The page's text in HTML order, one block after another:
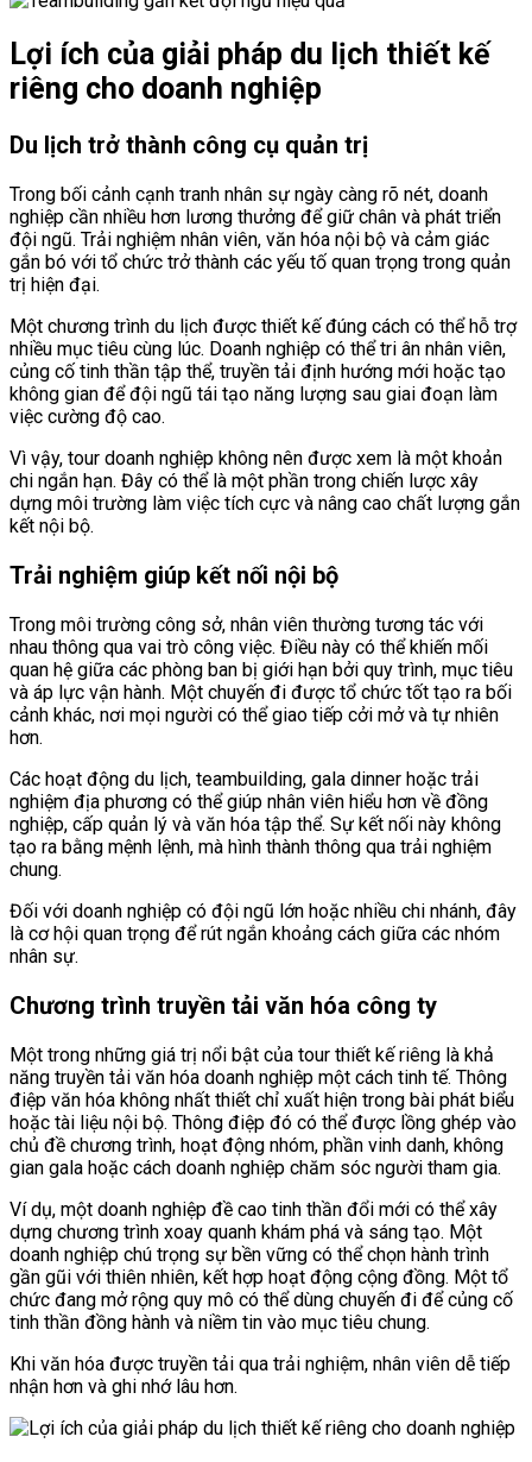
Lợi ích của giải pháp du lịch thiết kế
riêng cho doanh nghiệp
Du lịch trở thành công cụ quản trị
Trong bối cảnh cạnh tranh nhân sự ngày càng rõ nét, doanh
nghiệp cần nhiều hơn lương thưởng để giữ chân và phát triển
đội ngũ. Trải nghiệm nhân viên, văn hóa nội bộ và cảm giác
gắn bó với tổ chức trở thành các yếu tố quan trọng trong quản
trị hiện đại.
Một chương trình du lịch được thiết kế đúng cách có thể hỗ trợ
nhiều mục tiêu cùng lúc. Doanh nghiệp có thể tri ân nhân viên,
củng cố tinh thần tập thể, truyền tải định hướng mới hoặc tạo
không gian để đội ngũ tái tạo năng lượng sau giai đoạn làm
việc cường độ cao.
Vì vậy, tour doanh nghiệp không nên được xem là một khoản
chi ngắn hạn. Đây có thể là một phần trong chiến lược xây
dựng môi trường làm việc tích cực và nâng cao chất lượng gắn
kết nội bộ.
Trải nghiệm giúp kết nối nội bộ
Trong môi trường công sở, nhân viên thường tương tác với
nhau thông qua vai trò công việc. Điều này có thể khiến mối
quan hệ giữa các phòng ban bị giới hạn bởi quy trình, mục tiêu
và áp lực vận hành. Một chuyến đi được tổ chức tốt tạo ra bối
cảnh khác, nơi mọi người có thể giao tiếp cởi mở và tự nhiên
hơn.
Các hoạt động du lịch, teambuilding, gala dinner hoặc trải
nghiệm địa phương có thể giúp nhân viên hiểu hơn về đồng
nghiệp, cấp quản lý và văn hóa tập thể. Sự kết nối này không
tạo ra bằng mệnh lệnh, mà hình thành thông qua trải nghiệm
chung.
Đối với doanh nghiệp có đội ngũ lớn hoặc nhiều chi nhánh, đây
là cơ hội quan trọng để rút ngắn khoảng cách giữa các nhóm
nhân sự.
Chương trình truyền tải văn hóa công ty
Một trong những giá trị nổi bật của tour thiết kế riêng là khả
năng truyền tải văn hóa doanh nghiệp một cách tinh tế. Thông
điệp văn hóa không nhất thiết chỉ xuất hiện trong bài phát biểu
hoặc tài liệu nội bộ. Thông điệp đó có thể được lồng ghép vào
chủ đề chương trình, hoạt động nhóm, phần vinh danh, không
gian gala hoặc cách doanh nghiệp chăm sóc người tham gia.
Ví dụ, một doanh nghiệp đề cao tinh thần đổi mới có thể xây
dựng chương trình xoay quanh khám phá và sáng tạo. Một
doanh nghiệp chú trọng sự bền vững có thể chọn hành trình
gần gũi với thiên nhiên, kết hợp hoạt động cộng đồng. Một tổ
chức đang mở rộng quy mô có thể dùng chuyến đi để củng cố
tinh thần đồng hành và niềm tin vào mục tiêu chung.
Khi văn hóa được truyền tải qua trải nghiệm, nhân viên dễ tiếp
nhận hơn và ghi nhớ lâu hơn.